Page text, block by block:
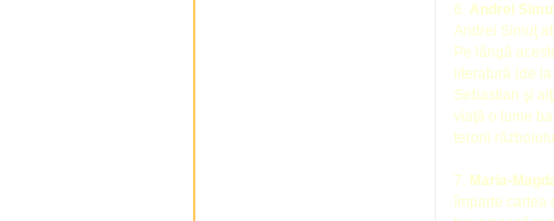
6. Andrei
Andrei Simuţ
Pe lângă
literatură (de
Sebastian şi
viaţă o lume
terorii
7. Maria-
împarte cartea